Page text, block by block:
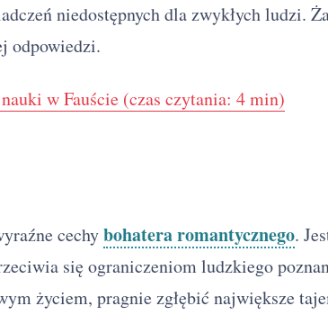
niedostępnych dla zwykłych ludzi.
odpowiedzi.
w Fauście (czas czytania: 4 min)
cechybohatera romantycznego.
się ograniczeniom ludzkiego
życiem, pragnie zgłębić największe